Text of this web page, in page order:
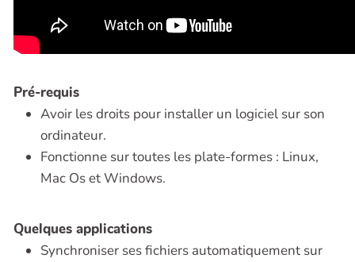
Pré-requis
Avoir les droits pour installer un logiciel sur son
ordinateur.
Fonctionne sur toutes les plate-formes : Linux,
Mac Os et Windows.
Quelques applications
Synchroniser ses fichiers automatiquement sur